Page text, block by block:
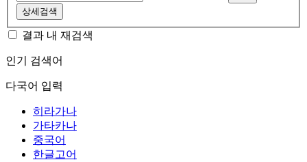
상세검색
결과 내 재검색
인기 검색어
다국어 입력
히라가나
가타카나
중국어
한글고어